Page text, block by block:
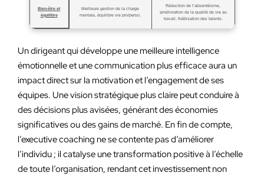
Bien-être et
équilibre
Meilleure gestion de la charge
mentale, équilibre vie pro/perso.
Réduction de l’absentéisme,
amélioration de la qualité de vie au
travail, fidélisation des talents.
Un dirigeant qui développe une meilleure intelligence
émotionnelle et une communication plus efficace aura un
impact direct sur la motivation et l’engagement de ses
équipes. Une vision stratégique plus claire peut conduire à
des décisions plus avisées, générant des économies
significatives ou des gains de marché. En fin de compte,
l’executive coaching ne se contente pas d’améliorer
l’individu ; il catalyse une transformation positive à l’échelle
de toute l’organisation, rendant cet investissement non